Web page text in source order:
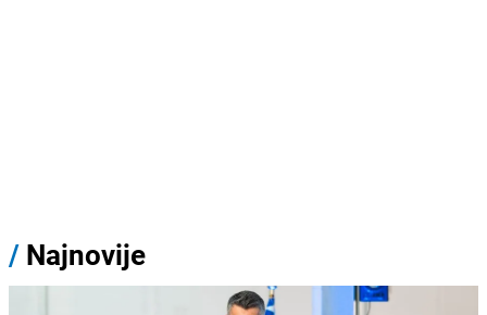
/ Najnovije